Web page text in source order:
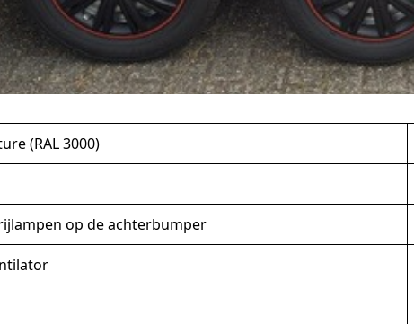
(RAL 3000)
op de achterbumper